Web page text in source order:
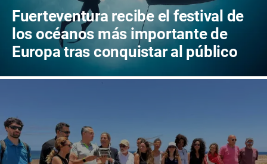
Fuerteventura recibe el festival de
los océanos más importante de
Europa tras conquistar al público
canario con dos llenos absolutos